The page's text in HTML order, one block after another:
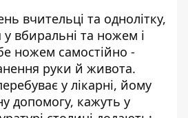
вчительці та однолітку,
вбиральні та ножем і
ножем самостійно -
руки й живота.
у лікарні, йому
допомогу, кажуть у